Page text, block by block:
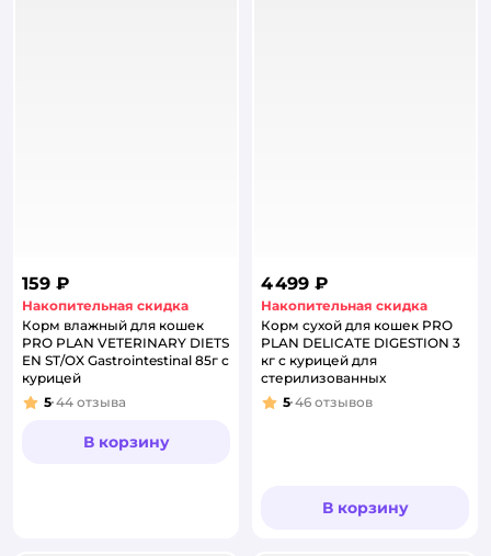
159 ₽
Накопительная скидка
Корм влажный для кошек
PRO PLAN VETERINARY DIETS
EN ST/OX Gastrointestinal 85г с
курицей
Рейтинг:
5 44 отзыва
В корзину
4 499 ₽
Накопительная скидка
Корм сухой для кошек PRO
PLAN DELICATE DIGESTION 3
кг с курицей для
стерилизованных
Рейтинг:
5 46 отзывов
В корзину